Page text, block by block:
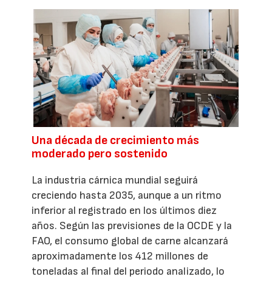
Una década de crecimiento más
moderado pero sostenido
La industria cárnica mundial seguirá
creciendo hasta 2035, aunque a un ritmo
inferior al registrado en los últimos diez
años. Según las previsiones de la OCDE y la
FAO, el consumo global de carne alcanzará
aproximadamente los 412 millones de
toneladas al final del periodo analizado, lo